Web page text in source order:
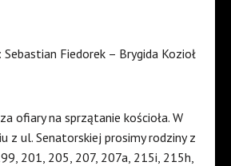
Fiedorek – Brygida Kozioł
ofiary na sprzątanie kościoła. W
z ul. Senatorskiej prosimy rodziny z
201, 205, 207, 207a, 215i, 215h,